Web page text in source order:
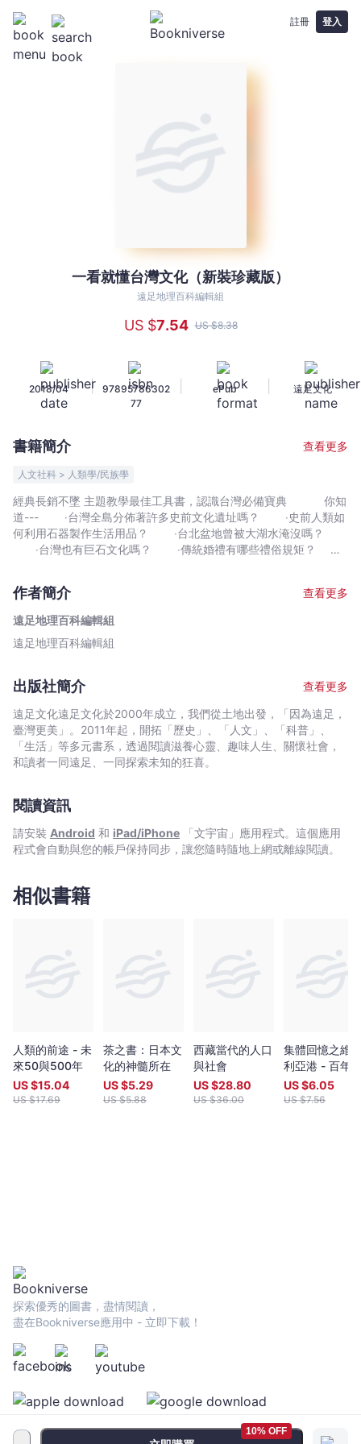
註冊 登入
裝
珍
版）
-
地
百
科
輯
-
文
宇
｜
Bookniverse
一看就懂台灣文化（新裝珍藏版）
遠足地理百科編輯組
US $7.54 US $8.38
2018/04 |
97895786302
77
ePub 遠足文化
書籍簡介 查看更多
人文社科 > 人類學/民族學
經典長銷不墜 主題教學最佳工具書，認識台灣必備寶典 你知
道--- ‧台灣全島分佈著許多史前文化遺址嗎？ ‧史前人類如
何利用石器製作生活用品？ ‧台北盆地曾被大湖水淹沒嗎？
‧台灣也有巨石文化嗎？ ‧傳統婚禮有哪些禮俗規矩？ ‧
色？ ‧什麼是「刈香」？有什麼意涵？ ‧巨大的東港王船是
如何建造的？ ‧城隍爺為什麼要遶境？ ‧台灣有哪些民俗藝
陣？ 「生活在台灣這片土地，怎麼可以不了解台灣文化呢？」
這些問題都可以在《一看就懂台灣文化》裡找到答案， 有
深厚而豐富的傳統民俗信仰與多樣性文化，為了讓全民瞭解台灣文
化的精髓，最新出版的《一看就懂台灣文化》，是一本匯集了台灣
的史前文化,原住民文化,歲時節慶,生命禮俗,民間信仰,音樂戲曲等相
關主題的工具書，內容包羅萬象，全部以精細照片和插畫圖解方式
讓你一目瞭然，堪稱第一本台灣百科全書，也是台灣文化資產的珍
貴圖文紀錄。 得獎紀錄 榮獲金鼎獎,好書大家讀獎項認證 名人
央研究院台灣史研究所助研究員／洪麗完 好評推薦 中央研究院
文化，即便擁有再大的財富，心靈卻是空虛的。 這本《一看就
懂台灣文化》，每個章節明確地將發生在台灣這塊土地上不同時間
們當下生活周遭息息相關的「歲時節慶」和「民間信仰」內容更勝
一籌。 中央研究院台灣史研究所助研究員／洪麗完 本書的
作者簡介
查看更多
遠足地理百科編輯組
遠足地理百科編輯組
出版社簡介
查看更多
遠足文化遠足文化於2000年成立，我們從土地出發，「因為遠足，
臺灣更美」。2011年起，開拓「歷史」、「人文」、「科普」、
「生活」等多元書系，透過閱讀滋養心靈、趣味人生、關懷社會，
和讀者一同遠足、一同探索未知的狂喜。
閱讀資訊
請安裝 Android 和 iPad/iPhone 「文宇宙」應用程式。這個應用
程式會自動與您的帳戶保持同步，讓您隨時隨地上網或離線閱讀。
相似書籍
人類的前途 - 未
來50與500年
US $15.04
US $17.69
茶之書：日本文
化的神髓所在
US $5.29
US $5.88
西藏當代的人口
與社會
US $28.80
US $36.00
集體回憶之維
利亞港 - 百年
港的故事
US $6.05
US $7.56
10% OFF
探索優秀的圖書，盡情閱讀，
盡在Bookniverse應用中 - 立即下載！